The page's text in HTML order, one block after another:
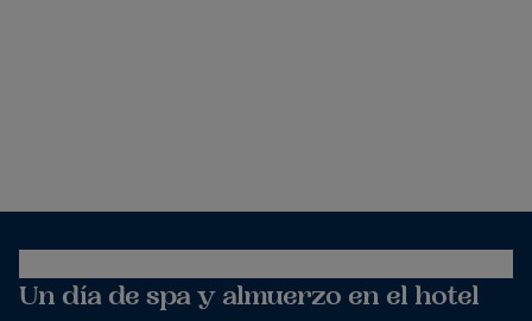
Un día de spa y almuerzo en el hotel